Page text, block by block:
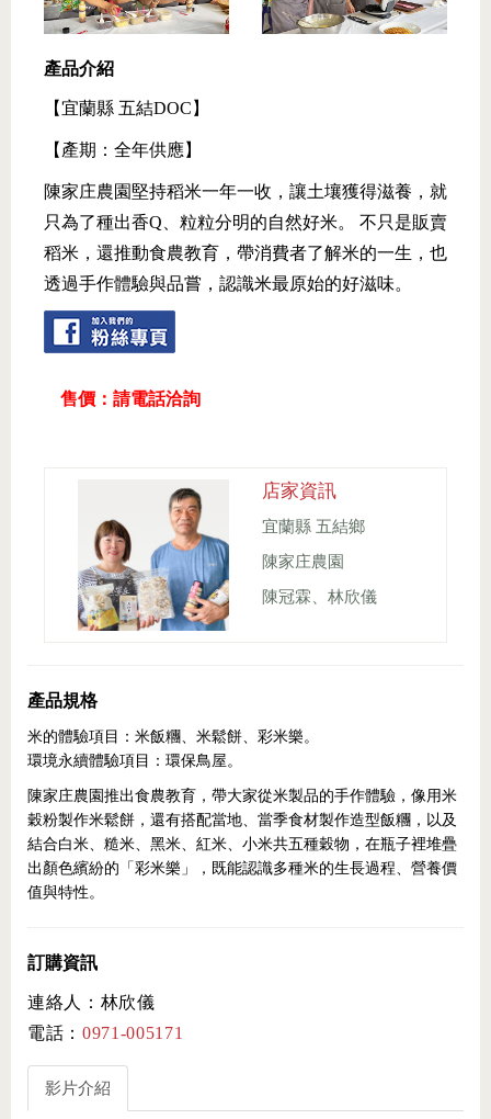
產品介紹
【宜蘭縣 五結DOC】
【產期：全年供應】
陳家庄農園堅持稻米一年一收，讓土壤獲得滋養，就
只為了種出香Q、粒粒分明的自然好米。 不只是販賣
稻米，還推動食農教育，帶消費者了解米的一生，也
透過手作體驗與品嘗，認識米最原始的好滋味。
售價：請電話洽詢
店家資訊
宜蘭縣 五結鄉
陳家庄農園
陳冠霖、林欣儀
產品規格
米的體驗項目：米飯糰、米鬆餅、彩米樂。
環境永續體驗項目：環保鳥屋。
陳家庄農園推出食農教育，帶大家從米製品的手作體驗，像用米
穀粉製作米鬆餅，還有搭配當地、當季食材製作造型飯糰，以及
結合白米、糙米、黑米、紅米、小米共五種穀物，在瓶子裡堆疊
出顏色繽紛的「彩米樂」，既能認識多種米的生長過程、營養價
值與特性。
訂購資訊
連絡人：林欣儀
電話： 0971-005171
影片介紹